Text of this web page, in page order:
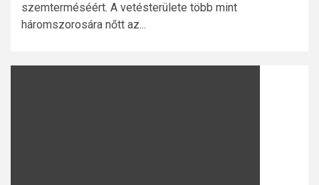
szemterméséért. A vetésterülete több mint
háromszorosára nőtt az...